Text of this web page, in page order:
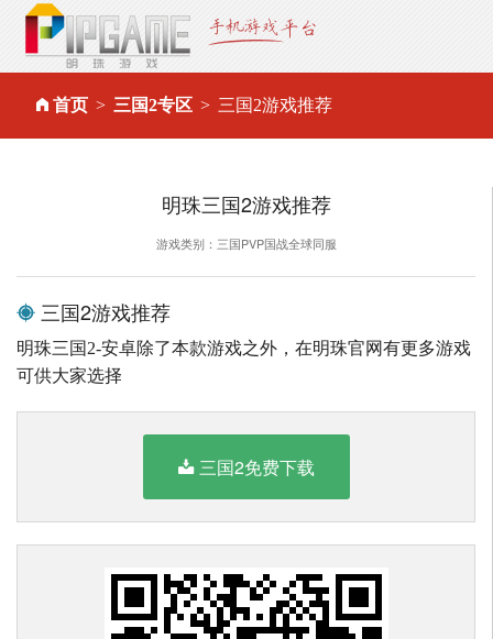
首页 三国2专区 三国2游戏推荐
明珠三国2游戏推荐
游戏类别：三国PVP国战全球同服
三国2游戏推荐
明珠三国2-安卓除了本款游戏之外，在明珠官网有更多游戏
可供大家选择
三国2免费下载